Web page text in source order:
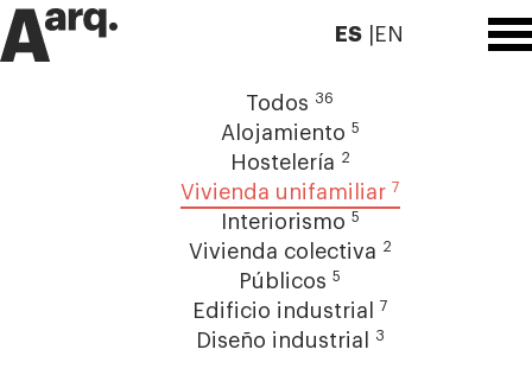
ES EN
Todos 36
Alojamiento 5
Hostelería 2
Vivienda unifamiliar 7
Interiorismo 5
Vivienda colectiva 2
Públicos 5
Edificio industrial 7
Diseño industrial 3